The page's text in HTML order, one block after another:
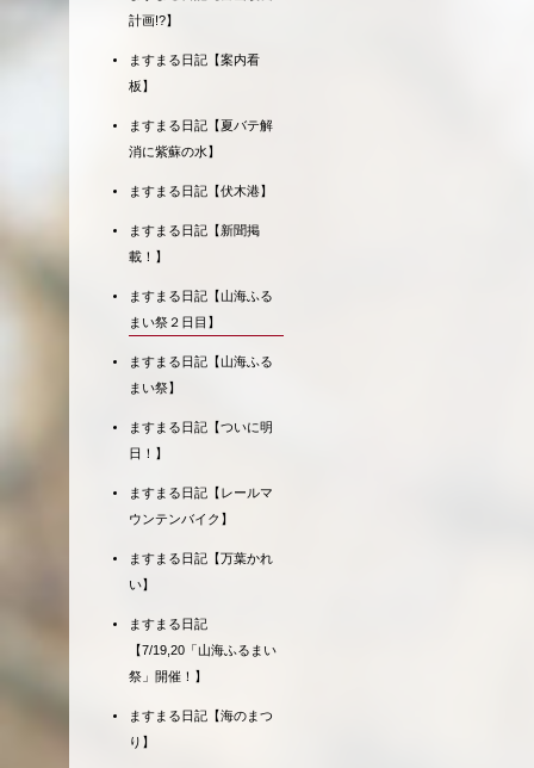
計画!?】
ますまる日記【案内看
板】
ますまる日記【夏バテ解
消に紫蘇の水】
ますまる日記【伏木港】
ますまる日記【新聞掲
載！】
ますまる日記【山海ふる
まい祭２日目】
ますまる日記【山海ふる
まい祭】
ますまる日記【ついに明
日！】
ますまる日記【レールマ
ウンテンバイク】
ますまる日記【万葉かれ
い】
ますまる日記
【7/19,20「山海ふるまい
祭」開催！】
ますまる日記【海のまつ
り】